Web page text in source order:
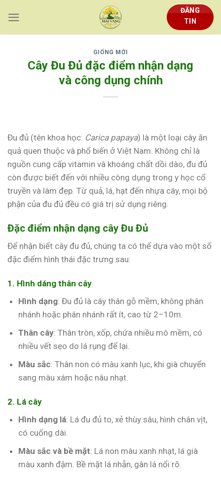
content
ĐĂNG
TIN
GIỐNG MỚI
Cây Đu Đủ đặc điểm nhận dạng
và công dụng chính
Đu đủ (tên khoa học: Carica papaya) là một loại cây ăn
quả quen thuộc và phổ biến ở Việt Nam. Không chỉ là
nguồn cung cấp vitamin và khoáng chất dồi dào, đu đủ
còn được biết đến với nhiều công dụng trong y học cổ
truyền và làm đẹp. Từ quả, lá, hạt đến nhựa cây, mọi bộ
phận của đu đủ đều có giá trị sử dụng riêng.
Đặc điểm nhận dạng cây Đu Đủ
Để nhận biết cây đu đủ, chúng ta có thể dựa vào một số
đặc điểm hình thái đặc trưng sau:
1. Hình dáng thân cây
Hình dạng: Đu đủ là cây thân gỗ mềm, không phân
nhánh hoặc phân nhánh rất ít, cao từ 2–10m.
Thân cây: Thân tròn, xốp, chứa nhiều mô mềm, có
nhiều vết sẹo do lá rụng để lại.
Màu sắc: Thân non có màu xanh lục, khi già chuyển
sang màu xám hoặc nâu nhạt.
2. Lá cây
Hình dạng lá: Lá đu đủ to, xẻ thùy sâu, hình chân vịt,
có cuống dài.
Màu sắc và bề mặt: Lá non màu xanh nhạt, lá già
màu xanh đậm. Bề mặt lá nhẵn, gân lá nổi rõ.